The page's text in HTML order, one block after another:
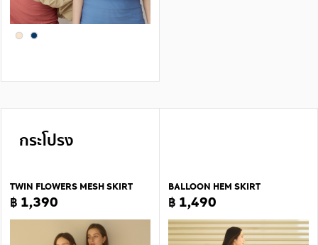
กระโปรง
TWIN FLOWERS MESH SKIRT
฿ 1,390
BALLOON HEM SKIRT
฿ 1,490